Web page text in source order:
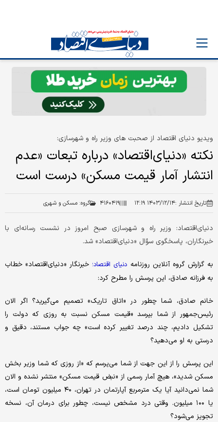
ویدیو دنیای اقتصاد از صحبت های وزیر راه و شهرسازی:
نکته «دنیای‌اقتصاد» درباره تبعات «عدم
انتشار آمار قیمت مسکن» درست است
تاریخ انتشار :۱۴۰۳/۱۲/۱۴ ۱۲:۱۹ ۴۱۶۰۴۱۹ گروه: مسکن و شهری
دنیای‌اقتصاد: وزیر راه و شهرسازی صبح امروز در نشست رسانه‌ای با
خبرنگاران، پاسخگوی سؤال «دنیای‌اقتصاد» شد.
به گزارش گروه آنلاین روزنامه دنیای اقتصاد؛ خبرنگار «دنیای‌اقتصاد» خطاب
به فرزانه صادق، این پرسش را مطرح کرد:
خانم صادق، شما چطور در «اتاق تاریک» تصمیم می‌گیرید؟ اگر الان
رئیس‌جمهور از شما بپرسد «قیمت مسکن نسبت به روزی که دولت را
تشکیل دادیم، چند درصد تغییر کرده است» چه جواب مستند، دقیق و
درستی به او می‌دهید؟
این پرسش را از این جهت از شما می‌پرسم که «از روزی که شما وزیر بخش
مسکن شدید»، هیچ آمار رسمی از «نبض قیمت مسکن» منتشر نشده و الان
شما نمی‌دانید آیا یک مترمربع آپارتمان در تهران، ۴۰ میلیون تومان است،
یا ۱۰۰ میلیون. وقتی درد مشخص نیست، چطور برای درمان آن، نسخه
تجویز می‌شود؟